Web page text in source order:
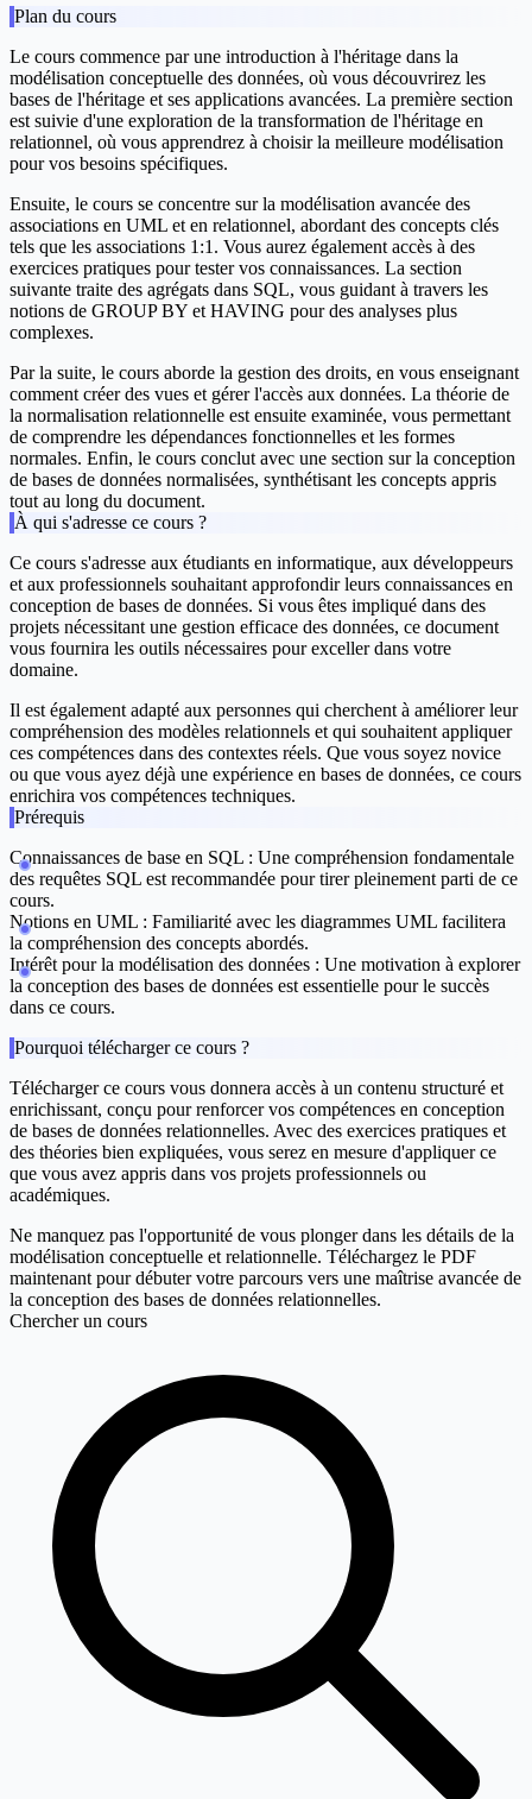
Plan du cours
Le cours commence par une introduction à l'héritage dans la
modélisation conceptuelle des données, où vous découvrirez les
bases de l'héritage et ses applications avancées. La première section
est suivie d'une exploration de la transformation de l'héritage en
relationnel, où vous apprendrez à choisir la meilleure modélisation
pour vos besoins spécifiques.
Ensuite, le cours se concentre sur la modélisation avancée des
associations en UML et en relationnel, abordant des concepts clés
tels que les associations 1:1. Vous aurez également accès à des
exercices pratiques pour tester vos connaissances. La section
suivante traite des agrégats dans SQL, vous guidant à travers les
notions de GROUP BY et HAVING pour des analyses plus
complexes.
Par la suite, le cours aborde la gestion des droits, en vous enseignant
comment créer des vues et gérer l'accès aux données. La théorie de
la normalisation relationnelle est ensuite examinée, vous permettant
de comprendre les dépendances fonctionnelles et les formes
normales. Enfin, le cours conclut avec une section sur la conception
de bases de données normalisées, synthétisant les concepts appris
tout au long du document.
À qui s'adresse ce cours ?
Ce cours s'adresse aux étudiants en informatique, aux développeurs
et aux professionnels souhaitant approfondir leurs connaissances en
conception de bases de données. Si vous êtes impliqué dans des
projets nécessitant une gestion efficace des données, ce document
vous fournira les outils nécessaires pour exceller dans votre
domaine.
Il est également adapté aux personnes qui cherchent à améliorer leur
compréhension des modèles relationnels et qui souhaitent appliquer
ces compétences dans des contextes réels. Que vous soyez novice
ou que vous ayez déjà une expérience en bases de données, ce cours
enrichira vos compétences techniques.
Prérequis
Connaissances de base en SQL : Une compréhension fondamentale
des requêtes SQL est recommandée pour tirer pleinement parti de ce
cours.
Notions en UML : Familiarité avec les diagrammes UML facilitera
la compréhension des concepts abordés.
Intérêt pour la modélisation des données : Une motivation à explorer
la conception des bases de données est essentielle pour le succès
dans ce cours.
Pourquoi télécharger ce cours ?
Télécharger ce cours vous donnera accès à un contenu structuré et
enrichissant, conçu pour renforcer vos compétences en conception
de bases de données relationnelles. Avec des exercices pratiques et
des théories bien expliquées, vous serez en mesure d'appliquer ce
que vous avez appris dans vos projets professionnels ou
académiques.
Ne manquez pas l'opportunité de vous plonger dans les détails de la
modélisation conceptuelle et relationnelle. Téléchargez le PDF
maintenant pour débuter votre parcours vers une maîtrise avancée de
la conception des bases de données relationnelles.
Chercher un cours